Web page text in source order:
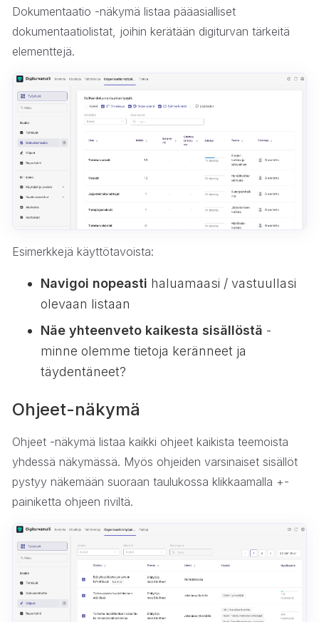
Dokumentaatio -näkymä listaa pääasialliset
dokumentaatiolistat, joihin kerätään digiturvan tärkeitä
elementtejä.
Esimerkkejä käyttötavoista:
Navigoi nopeasti haluamaasi / vastuullasi
olevaan listaan
Näe yhteenveto kaikesta sisällöstä -
minne olemme tietoja keränneet ja
täydentäneet?
Ohjeet-näkymä
Ohjeet -näkymä listaa kaikki ohjeet kaikista teemoista
yhdessä näkymässä. Myös ohjeiden varsinaiset sisällöt
pystyy näkemään suoraan taulukossa klikkaamalla +-
painiketta ohjeen riviltä.